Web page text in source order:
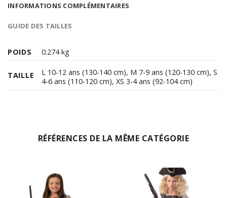
INFORMATIONS COMPLÉMENTAIRES
GUIDE DES TAILLES
POIDS 0.274 kg
TAILLE L 10-12 ans (130-140 cm), M 7-9 ans (120-130 cm),S
4-6 ans (110-120 cm),XS 3-4 ans (92-104 cm)
RÉFÉRENCES DE LA MÊME CATÉGORIE